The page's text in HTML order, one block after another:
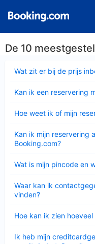
De 10
Wat zit er bij de prijs
Kan ik een reservering
Hoe weet ik of mijn
Kan ik mijn reservering
Booking.com?
Wat is mijn pincode en
Waar kan ik
vinden?
Hoe kan ik zien
Ik heb mijn